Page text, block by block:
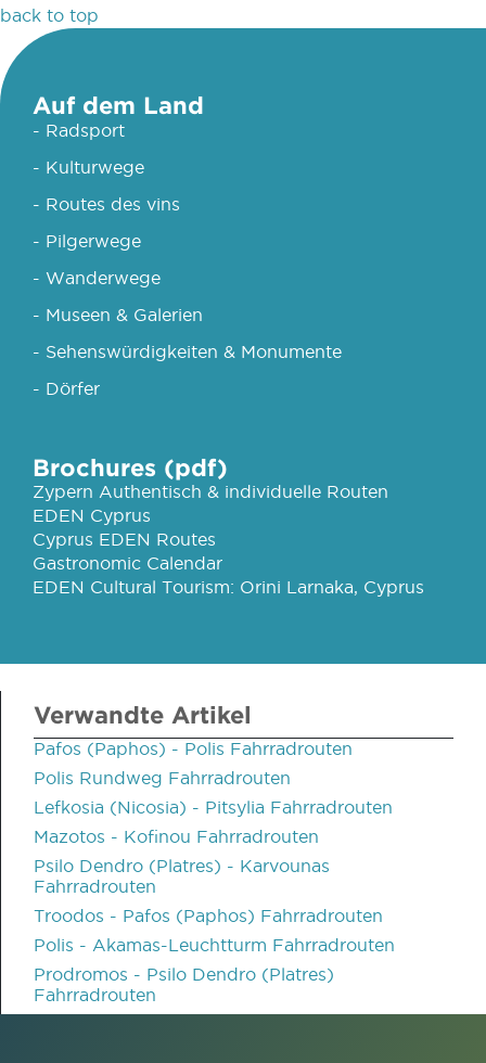
back to top
Auf dem Land
- Radsport
- Kulturwege
- Routes des vins
- Pilgerwege
- Wanderwege
- Museen & Galerien
- Sehenswürdigkeiten & Monumente
- Dörfer
Brochures (pdf)
Zypern Authentisch & individuelle Routen
EDEN Cyprus
Cyprus EDEN Routes
Gastronomic Calendar
EDEN Cultural Tourism: Orini Larnaka, Cyprus
Verwandte Artikel
Pafos (Paphos) - Polis Fahrradrouten
Polis Rundweg Fahrradrouten
Lefkosia (Nicosia) - Pitsylia Fahrradrouten
Mazotos - Kofinou Fahrradrouten
Psilo Dendro (Platres) - Karvounas
Fahrradrouten
Troodos - Pafos (Paphos) Fahrradrouten
Polis - Akamas-Leuchtturm Fahrradrouten
Prodromos - Psilo Dendro (Platres)
Fahrradrouten